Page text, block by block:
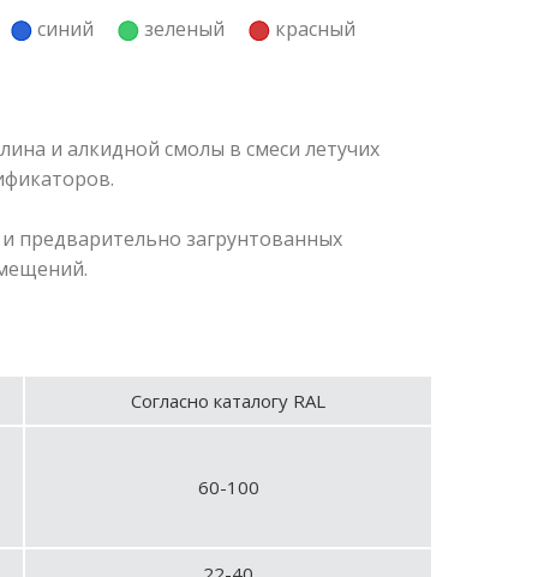
синий зеленый красный
и алкидной смолы в смеси летучих
предварительно загрунтованных
Согласно каталогу RAL
60-100